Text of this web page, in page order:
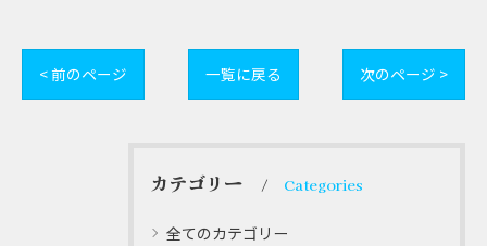
< 前のページ 一覧に戻る 次のページ >
カテゴリー Categories
全てのカテゴリー